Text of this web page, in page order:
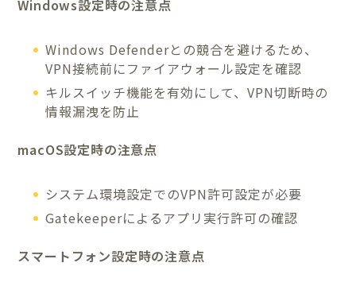
Windows設定時の注意点
Windows Defenderとの競合を避けるため、
VPN接続前にファイアウォール設定を確認
キルスイッチ機能を有効にして、VPN切断時の
情報漏洩を防止
macOS設定時の注意点
システム環境設定でのVPN許可設定が必要
Gatekeeperによるアプリ実行許可の確認
スマートフォン設定時の注意点